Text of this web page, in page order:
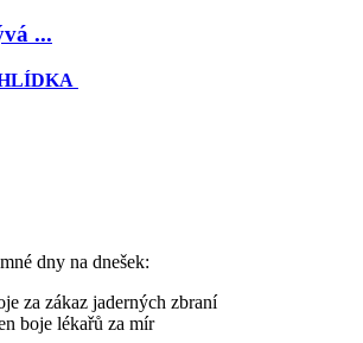
...
dny na dnešek:
za zákaz jaderných zbraní
boje lékařů za mír